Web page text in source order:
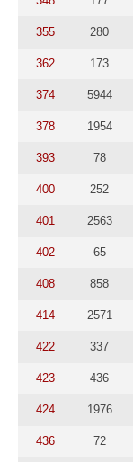
355 280
362 173
374 5944
378 1954
393 78
400 252
401 2563
402 65
408 858
414 2571
422 337
423 436
424 1976
436 72